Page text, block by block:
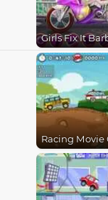
Racing Movie